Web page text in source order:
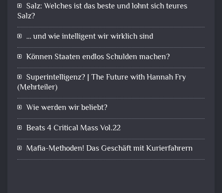
Salz: Welches ist das beste und lohnt sich teures
Salz?
… und wie intelligent wir wirklich sind
Können Staaten endlos Schulden machen?
Superintelligenz? | The Future with Hannah Fry
(Mehrteiler)
Wie werden wir beliebt?
Beats 4 Critical Mass Vol.22
Mafia-Methoden! Das Geschäft mit Kurierfahrern